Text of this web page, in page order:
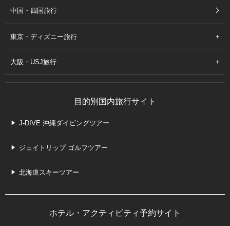
中国・四国旅行
東京・ディズニー旅行
大阪・USJ旅行
目的別国内旅行サイト
J-DIVE 沖縄ダイビングツアー
ジェイトリップ ゴルフツアー
北海道スキーツアー
ホテル・アクティビティ予約サイト